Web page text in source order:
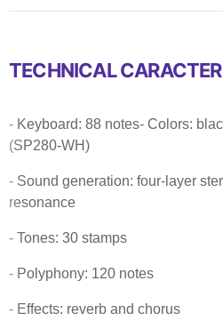
TECHNICAL
- Keyboard: 88 notes- Colors:
(SP280-WH)
- Sound generation: four-layer
resonance
- Tones: 30 stamps
- Polyphony: 120 notes
- Effects: reverb and chorus